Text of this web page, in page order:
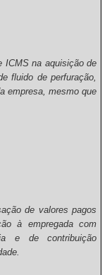
ICMS na aquisição de
fluido de perfuração,
empresa, mesmo que
de valores pagos
à empregada com
e de contribuição